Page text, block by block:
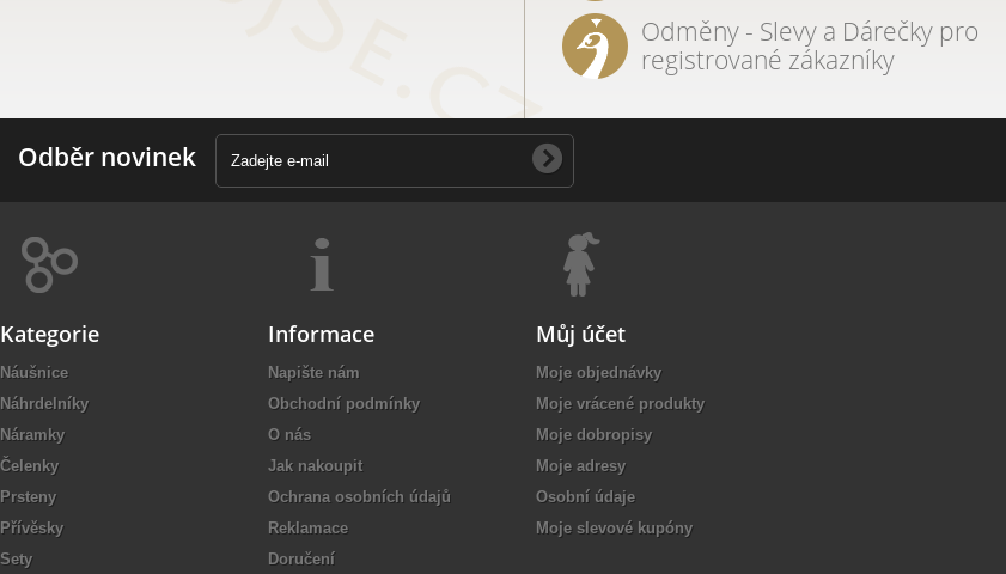
Odměny - Slevy a Dárečky pro
registrované zákazníky
Odběr novinek
Kategorie
Náušnice
Náhrdelníky
Náramky
Čelenky
Prsteny
Přívěsky
Sety
Informace
Napište nám
Obchodní podmínky
O nás
Jak nakoupit
Ochrana osobních údajů
Reklamace
Doručení
Můj účet
Moje objednávky
Moje vrácené produkty
Moje dobropisy
Moje adresy
Osobní údaje
Moje slevové kupóny